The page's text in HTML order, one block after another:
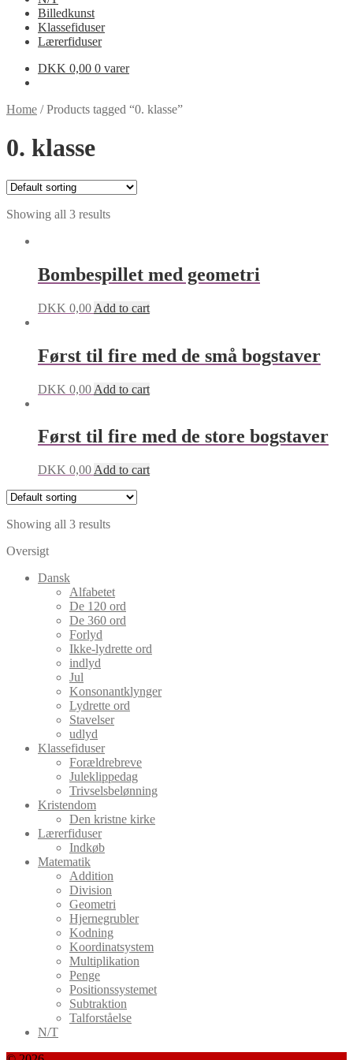
Billedkunst
Klassefiduser
Lærerfiduser
DKK 0,00 0 varer
Home /Products tagged “0. klasse”
0. klasse
Showing all 3 results
Bombespillet med geometri
DKK 0,00 Add to cart
Først til fire med de små bogstaver
DKK 0,00 Add to cart
Først til fire med de store bogstaver
DKK 0,00 Add to cart
Showing all 3 results
Oversigt
Dansk
Alfabetet
De 120 ord
De 360 ord
Forlyd
Ikke-lydrette ord
indlyd
Jul
Konsonantklynger
Lydrette ord
Stavelser
udlyd
Klassefiduser
Forældrebreve
Juleklippedag
Trivselsbelønning
Kristendom
Den kristne kirke
Lærerfiduser
Indkøb
Matematik
Addition
Division
Geometri
Hjernegrubler
Kodning
Koordinatsystem
Multiplikation
Penge
Positionssystemet
Subtraktion
Talforståelse
N/T